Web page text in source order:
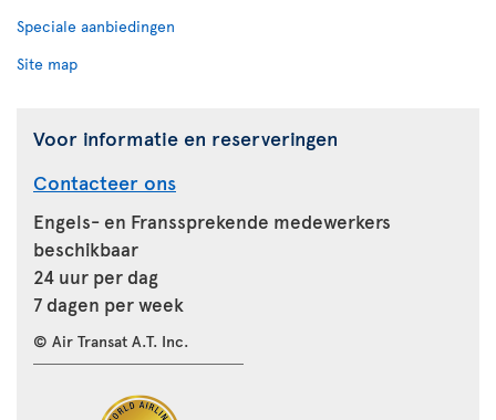
Speciale aanbiedingen
Site map
Voor informatie en reserveringen
Contacteer ons
Engels- en Franssprekende medewerkers
beschikbaar
24 uur per dag
7 dagen per week
© Air Transat A.T. Inc.